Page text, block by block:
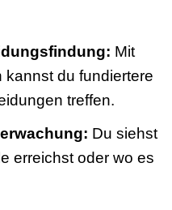
Mit
kannst du fundiertere
treffen.
Du siehst
erreichst oder wo es